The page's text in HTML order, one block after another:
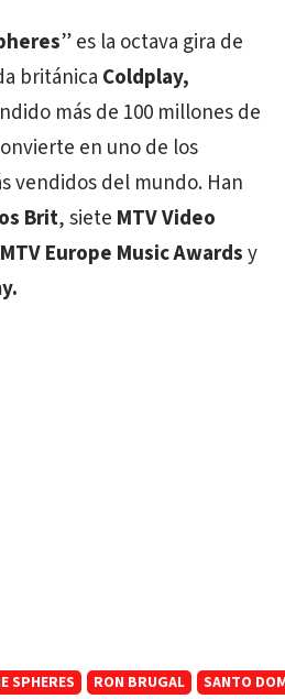
” es la octava gira de
británica Coldplay,
más de 100 millones de
en uno de los
vendidos del mundo. Han
Brit, siete MTV Video
MTVEurope Music Awardsy
SPHERES RON BRUGAL SANTO